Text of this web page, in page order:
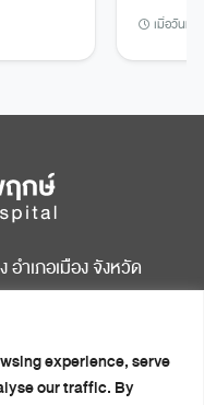
experience, serve
our traffic. By
เมื่อวันที่
ำเภอเมือง จังหวัด
ามสุขภาพ
ะชาสัมพันธ์